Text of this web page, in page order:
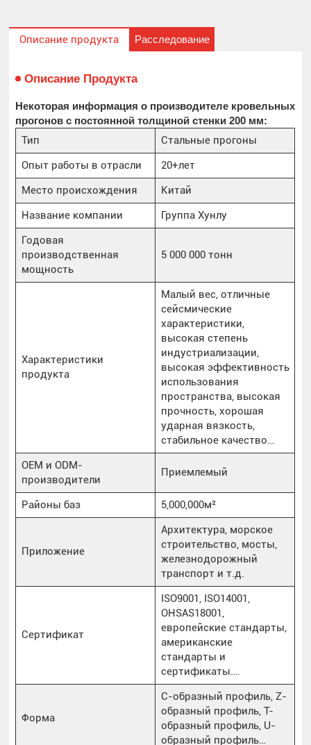
Описание продукта Расследование
Описание Продукта
Некоторая информация о производителе кровельных
прогонов с постоянной толщиной стенки 200 мм:
Тип
Стальные прогоны
Опыт работы в отрасли
20+лет
Место происхождения
Китай
Название компании
Группа Хунлу
Годовая
производственная
мощность
5 000 000 тонн
Характеристики
продукта
Малый вес, отличные
сейсмические
характеристики,
высокая степень
индустриализации,
высокая эффективность
использования
пространства, высокая
прочность, хорошая
ударная вязкость,
стабильное качество…
OEM и ODM-
производители
Приемлемый
Районы баз 5,000,000м²
Приложение
Архитектура, морское
строительство, мосты,
железнодорожный
транспорт и т.д.
Сертификат
ISO9001, ISO14001,
OHSAS18001,
европейские стандарты,
американские
стандарты и
сертификаты….
Форма
С-образный профиль, Z-
образный профиль, Т-
образный профиль, U-
образный профиль…